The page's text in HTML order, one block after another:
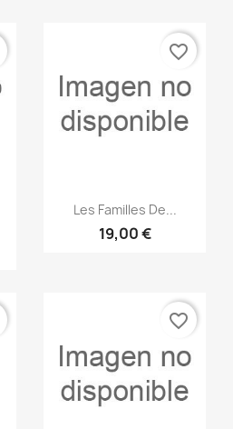
Vista rápida
Les Familles De...
19,00 €
favorite_border
favorite_border